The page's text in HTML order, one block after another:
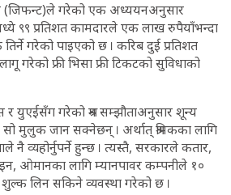
(जिफन्ट)ले गरेको एक अध्ययनअनुसार
९९ प्रतिशत कामदारले एक लाख रुपैयाँभन्दा
गरेको पाइएको छ । करिब दुई प्रतिशत
गरेको फ्री भिसा फ्री टिकटको सुविधाको
युएईसँग गरेको श्रम सम्झौताअनुसार शून्य
सो मुलुक जान सक्नेछन् । अर्थात् श्रमिकका लागि
नै व्यहोर्नुपर्ने हुन्छ । त्यस्तै, सरकारले कतार,
ओमानका लागि म्यानपावर कम्पनीले १०
लिन सकिने व्यवस्था गरेको छ ।